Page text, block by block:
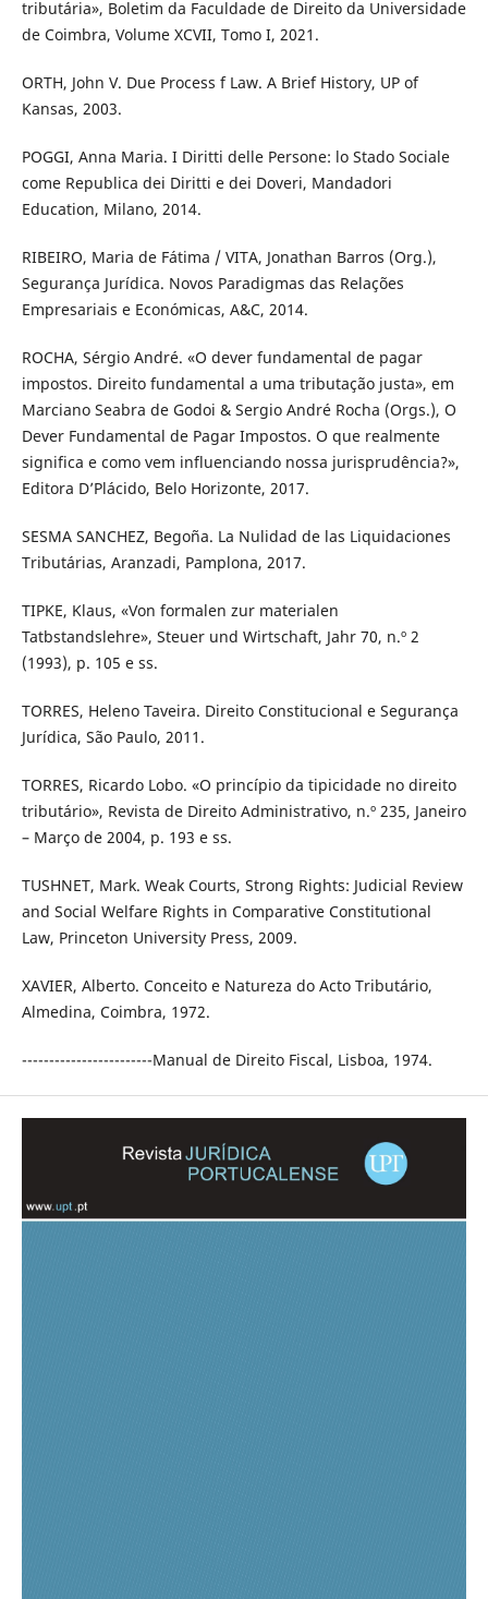
tributária», Boletim da Faculdade de Direito da Universidade
de Coimbra, Volume XCVII, Tomo I, 2021.
ORTH, John V. Due Process f Law. A Brief History, UP of
Kansas, 2003.
POGGI, Anna Maria. I Diritti delle Persone: lo Stado Sociale
come Republica dei Diritti e dei Doveri, Mandadori
Education, Milano, 2014.
RIBEIRO, Maria de Fátima / VITA, Jonathan Barros (Org.),
Segurança Jurídica. Novos Paradigmas das Relações
Empresariais e Económicas, A&C, 2014.
ROCHA, Sérgio André. «O dever fundamental de pagar
impostos. Direito fundamental a uma tributação justa», em
Marciano Seabra de Godoi & Sergio André Rocha (Orgs.), O
Dever Fundamental de Pagar Impostos. O que realmente
significa e como vem influenciando nossa jurisprudência?»,
Editora D’Plácido, Belo Horizonte, 2017.
SESMA SANCHEZ, Begoña. La Nulidad de las Liquidaciones
Tributárias, Aranzadi, Pamplona, 2017.
TIPKE, Klaus, «Von formalen zur materialen
Tatbstandslehre», Steuer und Wirtschaft, Jahr 70, n.º 2
(1993), p. 105 e ss.
TORRES, Heleno Taveira. Direito Constitucional e Segurança
Jurídica, São Paulo, 2011.
TORRES, Ricardo Lobo. «O princípio da tipicidade no direito
tributário», Revista de Direito Administrativo, n.º 235, Janeiro
– Março de 2004, p. 193 e ss.
TUSHNET, Mark. Weak Courts, Strong Rights: Judicial Review
and Social Welfare Rights in Comparative Constitutional
Law, Princeton University Press, 2009.
XAVIER, Alberto. Conceito e Natureza do Acto Tributário,
Almedina, Coimbra, 1972.
------------------------Manual de Direito Fiscal, Lisboa, 1974.